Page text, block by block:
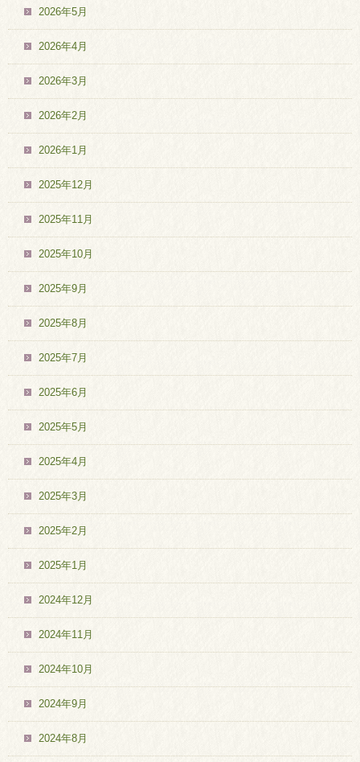
2026年5月
2026年4月
2026年3月
2026年2月
2026年1月
2025年12月
2025年11月
2025年10月
2025年9月
2025年8月
2025年7月
2025年6月
2025年5月
2025年4月
2025年3月
2025年2月
2025年1月
2024年12月
2024年11月
2024年10月
2024年9月
2024年8月